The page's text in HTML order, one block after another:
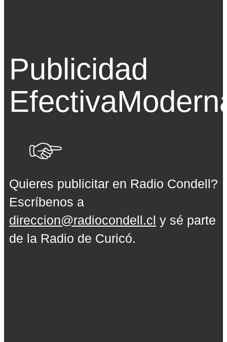
Publicidad
Efectiva
Quieres publicitar en Radio Condell?
Escríbenos a
direccion@radiocondell.cl y sé parte
de la Radio de Curicó.